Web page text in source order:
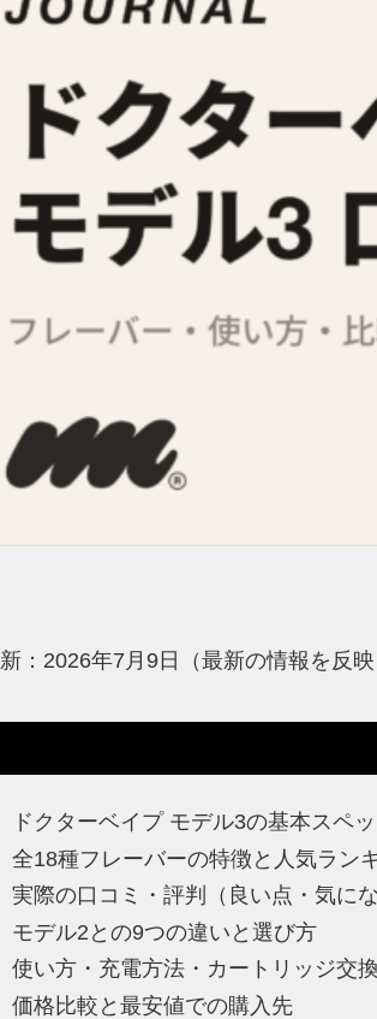
：2026年7月9日（最新の情報を反
ドクターベイプ モデル3の基本スペ
全18種フレーバーの特徴と人気ラン
実際の口コミ・評判（良い点・気に
モデル2との9つの違いと選び方
使い方・充電方法・カートリッジ交
価格比較と最安値での購入先